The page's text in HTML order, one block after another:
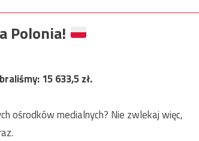
Polonia!
15 633,5zł.
ośrodków medialnych? Nie zwlekaj więc,